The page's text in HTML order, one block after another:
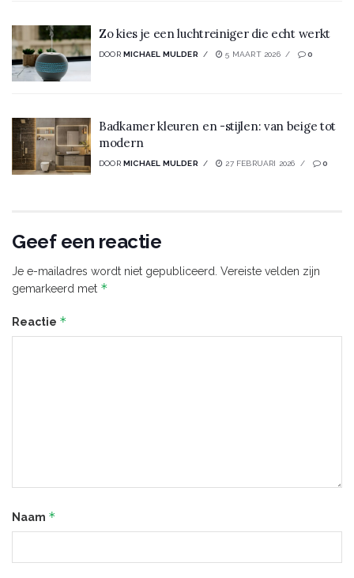
Zo kies je een luchtreiniger die echt werkt
DOOR MICHAEL MULDER 5 MAART 2026 0
Badkamer kleuren en -stijlen: van beige tot
modern
DOOR MICHAEL MULDER 27 FEBRUARI 2026 0
Geef een reactie
Je e-mailadres wordt niet gepubliceerd. Vereiste velden zijn
gemarkeerd met *
Reactie *
Naam *